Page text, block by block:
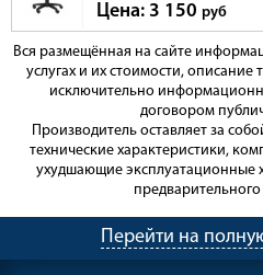
Цена: 3 150 руб
Вся размещённая на сайте
услугах и их стоимости,
исключительно
договором
Производитель оставляет за
технические характеристики,
ухудшающие эксплуатационные
Перейти на